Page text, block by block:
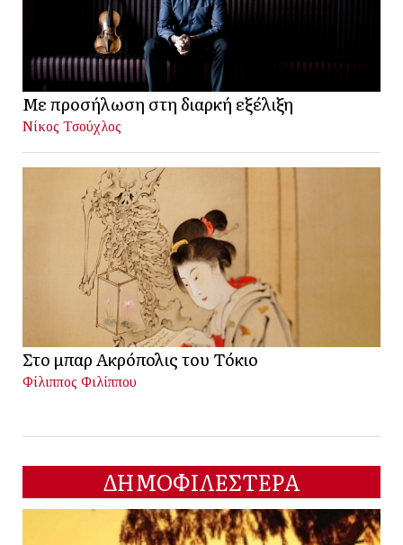
Με προσήλωση στη διαρκή εξέλιξη
Νίκος Τσούχλος
Στο μπαρ Ακρόπολις του Τόκιο
Φίλιππος Φιλίππου
ΔΗΜΟΦΙΛΕΣΤΕΡΑ